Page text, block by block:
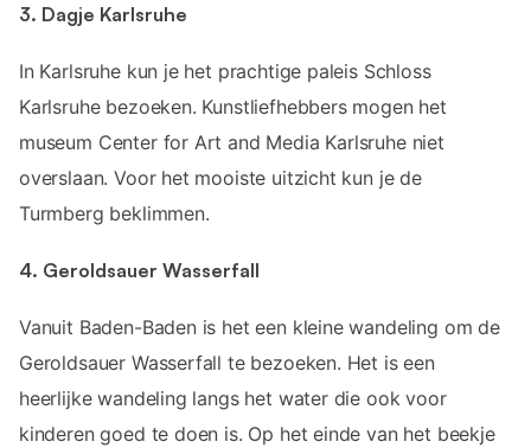
3. Dagje Karlsruhe
In Karlsruhe kun je het prachtige paleis Schloss
Karlsruhe bezoeken. Kunstliefhebbers mogen het
museum Center for Art and Media Karlsruhe niet
overslaan. Voor het mooiste uitzicht kun je de
Turmberg beklimmen.
4. Geroldsauer Wasserfall
Vanuit Baden-Baden is het een kleine wandeling om de
Geroldsauer Wasserfall te bezoeken. Het is een
heerlijke wandeling langs het water die ook voor
kinderen goed te doen is. Op het einde van het beekje